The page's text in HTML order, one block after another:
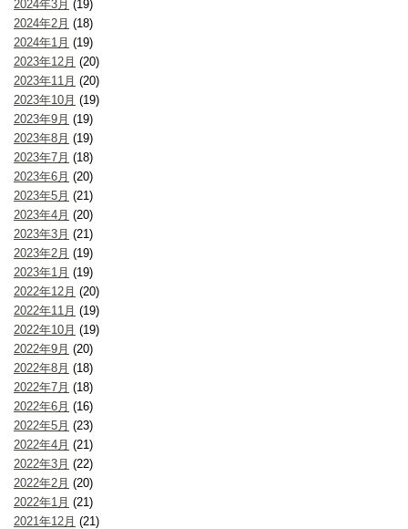
2024年3月 (19)
2024年2月 (18)
2024年1月 (19)
2023年12月 (20)
2023年11月 (20)
2023年10月 (19)
2023年9月 (19)
2023年8月 (19)
2023年7月 (18)
2023年6月 (20)
2023年5月 (21)
2023年4月 (20)
2023年3月 (21)
2023年2月 (19)
2023年1月 (19)
2022年12月 (20)
2022年11月 (19)
2022年10月 (19)
2022年9月 (20)
2022年8月 (18)
2022年7月 (18)
2022年6月 (16)
2022年5月 (23)
2022年4月 (21)
2022年3月 (22)
2022年2月 (20)
2022年1月 (21)
2021年12月 (21)